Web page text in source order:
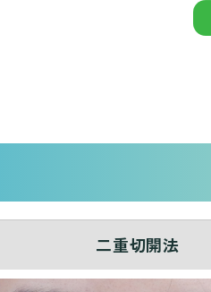
二重切開法